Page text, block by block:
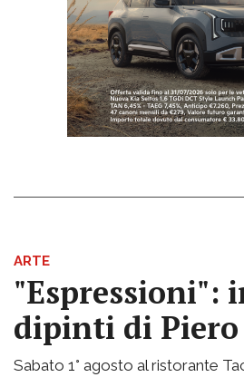
ARTE
"Espressioni":
dipinti di Piero
Sabato 1° agosto al ristorante